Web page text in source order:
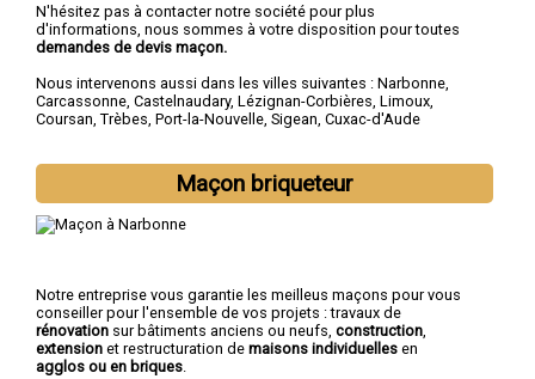
N'hésitez pas à contacter notre société pour plus
d'informations, nous sommes à votre disposition pour toutes
demandes de devis maçon.
Nous intervenons aussi dans les villes suivantes : Narbonne
Carcassonne Castelnaudary, Lézignan-Corbières Limoux
Coursan Trèbes Port-la-Nouvelle Sigean Cuxac-d'Aude
Maçon briqueteur
Notre entreprise vous garantie les meilleus maçons pour vous
conseiller pour l'ensemble de vos projets : travaux de
rénovation sur bâtiments anciens ou neufs, construction
extension et restructuration de maisons individuelles en
agglos ou en briques